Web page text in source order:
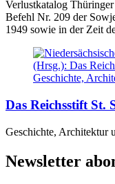
Verlustkatalog
Befehl Nr. 209 der
1949 sowie in der Zeit
Das Reichsstift St.
Geschichte, Architektur
Newsletter